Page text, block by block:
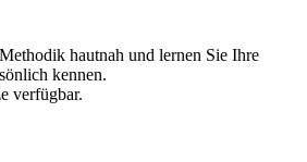
hautnah und lernen Sie Ihre
kennen.
verfügbar.